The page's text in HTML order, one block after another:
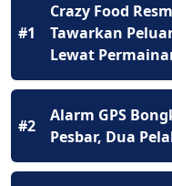
#1
Crazy Food
Tawarkan
Lewat
#2
Alarm GPS
Pesbar, Dua